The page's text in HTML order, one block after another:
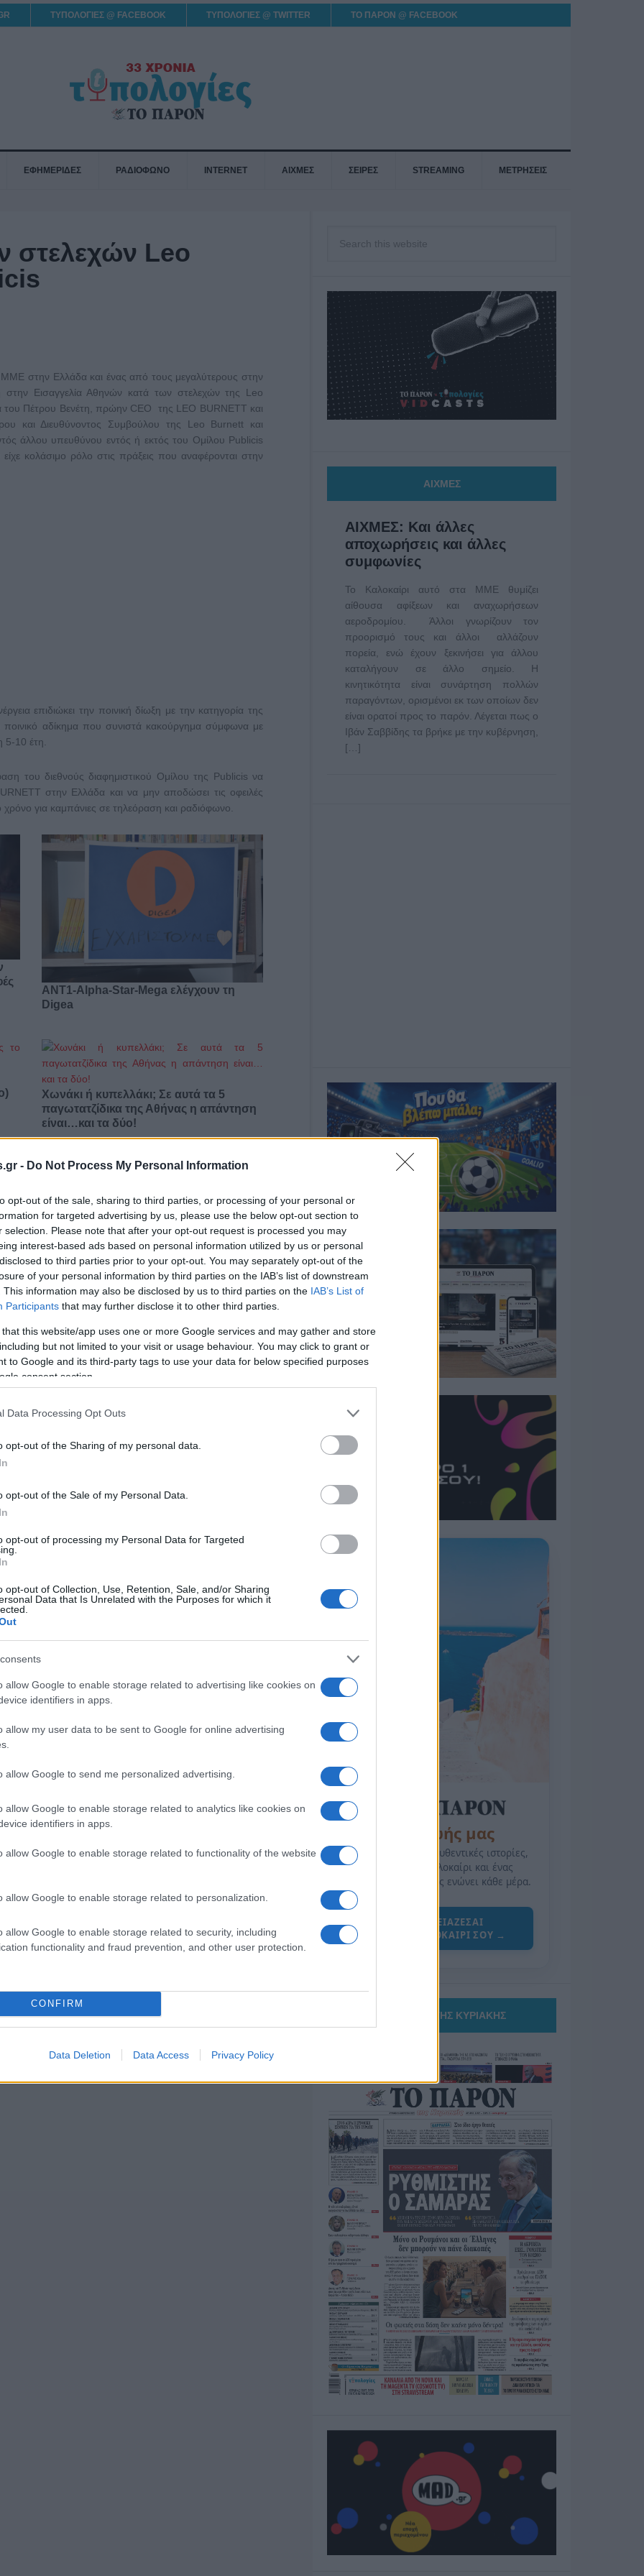
- Do Not Process My Personal Information
opt-out of the sale, sharing to third parties, or processing of your personal or
for targeted advertising by us, please use the below opt-out section to
selection. Please note that after your opt-out request is processed you may
interest-based ads based on personal information utilized by us or personal
to third parties prior to your opt-out. You may separately opt-out of the
of your personal information by third parties on the IAB’s list of downstream
This information may also be disclosed by us to third parties on the IAB’s List of
Participants that may further disclose it to other third parties.
that this website/app uses one or more Google services and may gather and store
but not limited to your visit or usage behaviour. You may click to grant or
to Google and its third-party tags to use your data for below specified purposes
consent section.
Data Processing Opt Outs
opt-out of the Sharing of my personal data.
opt-out of the Sale of my Personal Data.
opt-out of processing my Personal Data for Targeted
opt-out of Collection, Use, Retention, Sale, and/or Sharing
Data that Is Unrelated with the Purposes for which it
allow Google to enable storage related to advertising like cookies on
identifiers in apps.
allow my user data to be sent to Google for online advertising
allow Google to send me personalized advertising.
allow Google to enable storage related to analytics like cookies on
identifiers in apps.
allow Google to enable storage related to functionality of the website
allow Google to enable storage related to personalization.
allow Google to enable storage related to security, including
functionality and fraud prevention, and other user protection.
CONFIRM
Data Deletion Data Access Privacy Policy
ΤΥΠΟΛΟΓΙΕΣ @ FACEBOOK ΤΥΠΟΛΟΓΙΕΣ @ TWITTER ΤΟ ΠΑΡΟΝ @ FACEBOOK
ΕΦΗΜΕΡΙΔΕΣ ΡΑΔΙΟΦΩΝΟ INTERNET ΑΙΧΜΕΣ ΣΕΙΡΕΣ STREAMING ΜΕΤΡΗΣΕΙΣ
στελεχών Leo
στην Ελλάδα και ένας από τους μεγαλύτερους στην
στην Εισαγγελία Αθηνών κατά των στελεχών της Leo
Πέτρου Βενέτη, πρώην CEO της LEO BURNETT και
και Διευθύνοντος Συμβούλου της Leo Burnett και
άλλου υπευθύνου εντός ή εκτός του Ομίλου Publicis
κολάσιμο ρόλο στις πράξεις που αναφέρονται στην
επιδιώκει την ποινική δίωξη με την κατηγορία της
ποινικό αδίκημα που συνιστά κακούργημα σύμφωνα με
5-10 έτη.
του διεθνούς διαφημιστικού Ομίλου της Publicis να
στην Ελλάδα και να μην αποδώσει τις οφειλές
για καμπάνιες σε τηλεόραση και ραδιόφωνο.
ΑΝΤ1-Alpha-Star-Mega ελέγχουν τη
Digea
Χωνάκι ή κυπελλάκι; Σε αυτά τα 5
παγωτατζίδικα της Αθήνας η απάντηση
είναι…και τα δύο!
βλέπεις σε κάθε παραλία φέτος!
Πώς να ξεφλουδίζεις εύκολα το σκόρδο
πρέπει να ξέρει
Τηλεοπτικά «Μαγειρέματα», Ψηφιακοί
Εβδομάδα που Ανακάτεψε την
συμπαρασύρει την κυβέρνηση
Κανονικός Αύγουστος με δυνατούς
ΑΙΧΜΕΣ
ΑΙΧΜΕΣ: Και άλλες
αποχωρήσεις και άλλες
συμφωνίες
Το Καλοκαίρι αυτό στα ΜΜΕ θυμίζει
αίθουσα αφίξεων και αναχωρήσεων
αεροδρομίου. Άλλοι γνωρίζουν τον
προορισμό τους και άλλοι αλλάζουν
πορεία, ενώ έχουν ξεκινήσει για άλλου
καταλήγουν σε άλλο σημείο. Η
κινητικότητα είναι συνάρτηση πολλών
παραγόντων, ορισμένοι εκ των οποίων δεν
είναι ορατοί προς το παρόν. Λέγεται πως ο
Ιβάν Σαββίδης τα βρήκε με την κυβέρνηση,
[…]
της Ζωής μας
Οι άνθρωποι, οι αυθεντικές ιστορίες,
το ελληνικό καλοκαίρι και ένας
πολιτισμός που μας ενώνει κάθε μέρα.
ΟΣΑ ΧΡΕΙΑΖΕΣΑΙ
ΓΙΑ ΤΟ ΚΑΛΟΚΑΙΡΙ ΣΟΥ →
ΤΟ ΠΑΡΟΝ ΤΗΣ ΚΥΡΙΑΚΗΣ